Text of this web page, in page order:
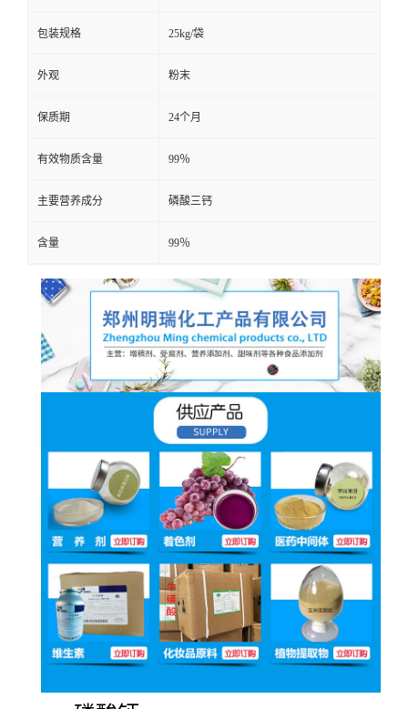
包装规格 25kg/袋
外观 粉末
保质期 24个月
有效物质含量 99％
主要营养成分 磷酸三钙
含量 99％